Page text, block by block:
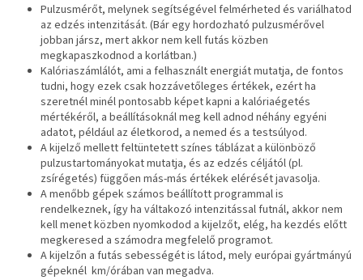
Pulzusmérőt, melynek segítségével felmérheted és variálhatod
az edzés intenzitását. (Bár egy hordozható pulzusmérővel
jobban jársz, mert akkor nem kell futás közben
megkapaszkodnod a korlátban.)
Kalóriaszámlálót, ami a felhasznált energiát mutatja, de fontos
tudni, hogy ezek csak hozzávetőleges értékek, ezért ha
szeretnél minél pontosabb képet kapni a kalóriaégetés
mértékéről, a beállításoknál meg kell adnod néhány egyéni
adatot, például az életkorod, a nemed és a testsúlyod.
A kijelző mellett feltüntetett színes táblázat a különböző
pulzustartományokat mutatja, és az edzés céljától (pl.
zsírégetés) függően más-más értékek elérését javasolja.
A menőbb gépek számos beállított programmal is
rendelkeznek, így ha váltakozó intenzitással futnál, akkor nem
kell menet közben nyomkodod a kijelzőt, elég, ha kezdés előtt
megkeresed a számodra megfelelő programot.
A kijelzőn a futás sebességét is látod, mely európai gyártmányú
gépeknél km/órában van megadva.